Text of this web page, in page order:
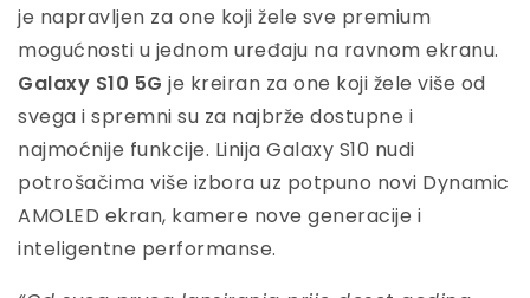
je napravljen za one koji žele sve premium
mogućnosti u jednom uređaju na ravnom ekranu.
Galaxy S10 5G je kreiran za one koji žele više od
svega i spremni su za najbrže dostupne i
najmoćnije funkcije. Linija Galaxy S10 nudi
potrošačima više izbora uz potpuno novi Dynamic
AMOLED ekran, kamere nove generacije i
inteligentne performanse.